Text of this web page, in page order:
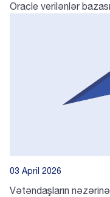
Oracle verilənlər
03 April 2026
Vətəndaşların